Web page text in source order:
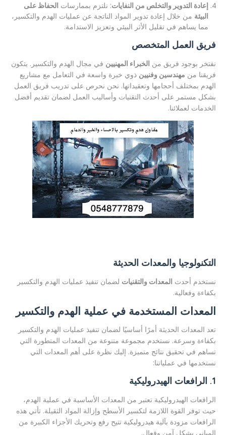
إعادة التدوير والتخلص من النفايات: نلتزم بممارسات الحفاظ على
البيئة من خلال إعادة تدوير المواد الناتجة عن عمليات الهدم والتكسير،
مما يساهم في تقليل الأثر البيئي وتعزيز الاستدامة.
فريق العمل المتخصص
نفتخر بوجود فريق من الخبراء المهنيين في مجال الهدم والتكسير. يتكون
فريقنا من مهندسين وفنيين ذوي خبرة واسعة في التعامل مع مشاريع
الهدم بمختلف أحجامها وتعقيداتها. نحن نحرص على تدريب فريق العمل
بشكل مستمر على أحدث التقنيات وأساليب العمل لضمان تقديم أفضل
الخدمات لعملائنا.
التكنولوجيا والمعدات الحديثة
نستخدم أحدث المعدات والتقنيات لضمان تنفيذ عمليات الهدم والتكسير
بكفاءة وفعالية.
المعدات المستخدمة في عملية الهدم والتكسير
تعد المعدات الحديثة أمرًا أساسيًا لضمان تنفيذ عمليات الهدم والتكسير
بكفاءة وسرعة. نستخدم مجموعة متنوعة من المعدات المتطورة التي
تساهم في تحقيق نتائج متميزة. إليك نظرة على أهم المعدات التي
نستخدمها في عملياتنا:
1. الرافعات الهيدروليكية
الرافعات الهيدروليكية تعتبر من المعدات الأساسية في عملية الهدم،
حيث توفر القوة اللازمة لتكسير الأسطح وإزالة المواد الثقيلة. تأتي هذه
الرافعات مزودة بآلية هيدروليكية تتيح رفع وتحريك الأجزاء الكبيرة من
المباني بشكل آمن وفعال.